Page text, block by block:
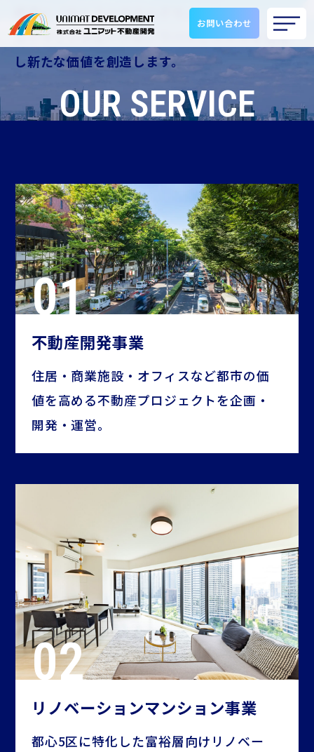
お問い合わせ
OUR SERVICE
都市に「ゆとりとやすらぎを」
ユニマットグループのノウハウとスキルを活用
し新たな価値を創造します。
不動産開発事業
住居・商業施設・オフィスなど都市の価
値を高める不動産プロジェクトを企画・
開発・運営。
リノベーションマンション事業
都心5区に特化した富裕層向けリノベー